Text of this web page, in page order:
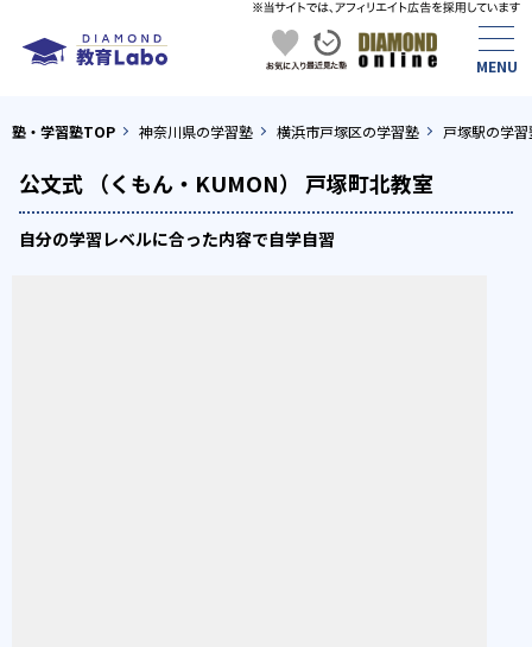
塾・学習塾TOP 神奈川県の学習塾 横浜市戸塚区の学習塾 戸塚駅の学習
公文式 （くもん・KUMON） 戸塚町北教室
自分の学習レベルに合った内容で自学自習